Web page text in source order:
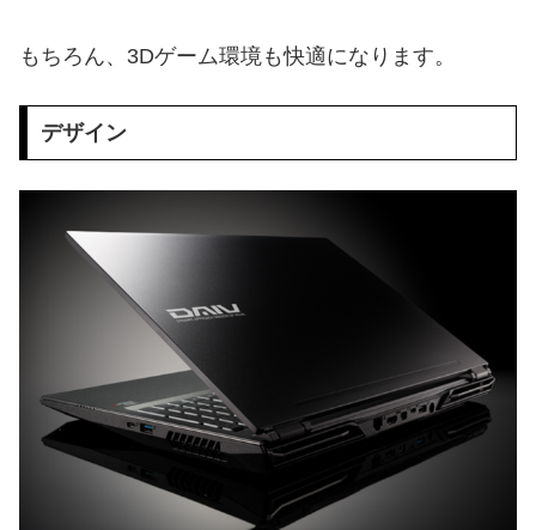
もちろん、3Dゲーム環境も快適になります。
デザイン